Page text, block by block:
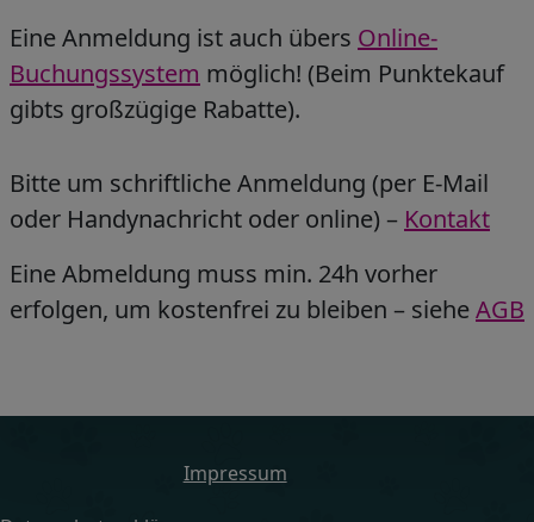
Eine Anmeldung ist auch übers Online-
Buchungssystem möglich! (Beim Punktekauf
gibts großzügige Rabatte).
Bitte um schriftliche Anmeldung (per E-Mail
oder Handynachricht oder online) – Kontakt
Eine Abmeldung muss min. 24h vorher
erfolgen, um kostenfrei zu bleiben – sieheAGB
Impressum